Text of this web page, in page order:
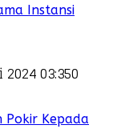
Instansi
03:350
Pokir Kepada